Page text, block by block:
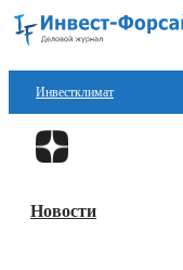
Инвестклимат
Финансы
Блокчейн
Новости